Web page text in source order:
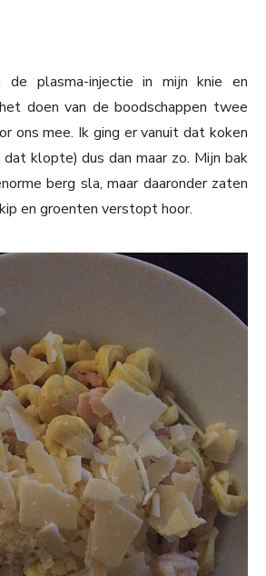
de plasma-injectie in mijn knie en
doen van de boodschappen twee
ons mee. Ik ging er vanuit dat koken
klopte) dus dan maar zo. Mijn bak
berg sla, maar daaronder zaten
en groenten verstopt hoor.